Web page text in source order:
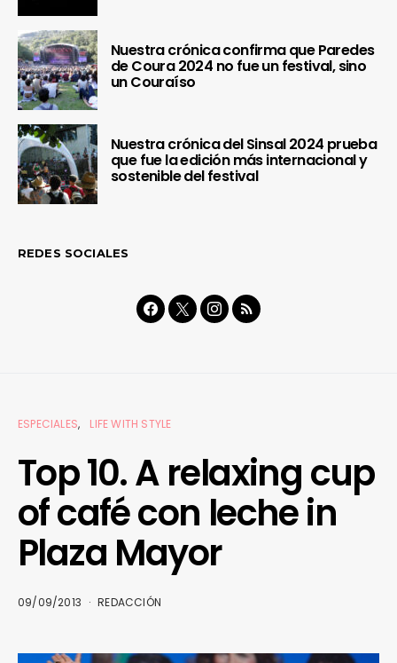
Nuestra crónica confirma que Paredes
de Coura 2024 no fue un festival, sino
un Couraíso
Nuestra crónica del Sinsal 2024 prueba
que fue la edición más internacional y
sostenible del festival
REDES SOCIALES
ESPECIALES LIFE WITH STYLE
Top 10. A relaxing cup
of café con leche in
Plaza Mayor
09/09/2013 REDACCIÓN